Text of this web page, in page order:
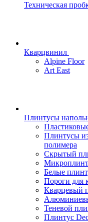
Техническая
Кварцвинил
Alpine Floor
Art East
Плинтусы
Плинтусы
полимера
Скрытый
Белые
Пороги для
Кварцевый
Теневой
Плинтус